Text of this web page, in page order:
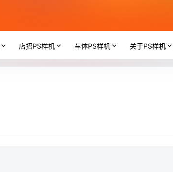
店招PS样机 车体PS样机 关于PS样机